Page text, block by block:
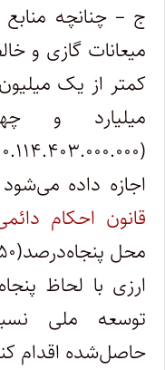
ج – چنانچه
کمتر از یک
میلیارد و
اجازه داده
قانون احکام
توسعه ملی
حاصل‌شده اقدام